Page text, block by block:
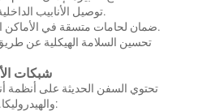
توصيل الأنابيب الداخلية لأنظمة الصابورة والوقود والمياه.
ضمان لحامات متسقة في الأماكن الضيقة حيث يصعب اللحام اليدوي.
تحسين السلامة الهيكلية عن
2. شبكات
تحتوي السفن الحديثة على أنظمة
والهيدروليكا. توفر آلات اللحام المداري ما يلي: